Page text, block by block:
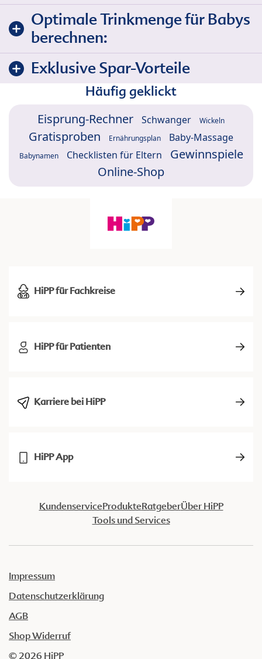
Optimale Trinkmenge für Babys
berechnen:
Exklusive Spar-Vorteile
Häufig geklickt
Eisprung-Rechner Schwanger Wickeln
Gratisproben Ernährungsplan Baby-Massage
Babynamen Checklisten für Eltern
Gewinnspiele
Online-Shop
HiPP für Fachkreise
HiPP für Patienten
Karriere bei HiPP
HiPP App
KundenserviceProdukteRatgeberÜber HiPP
Tools und Services
Impressum
Datenschutzerklärung
AGB
Shop Widerruf
© 2026 HiPP